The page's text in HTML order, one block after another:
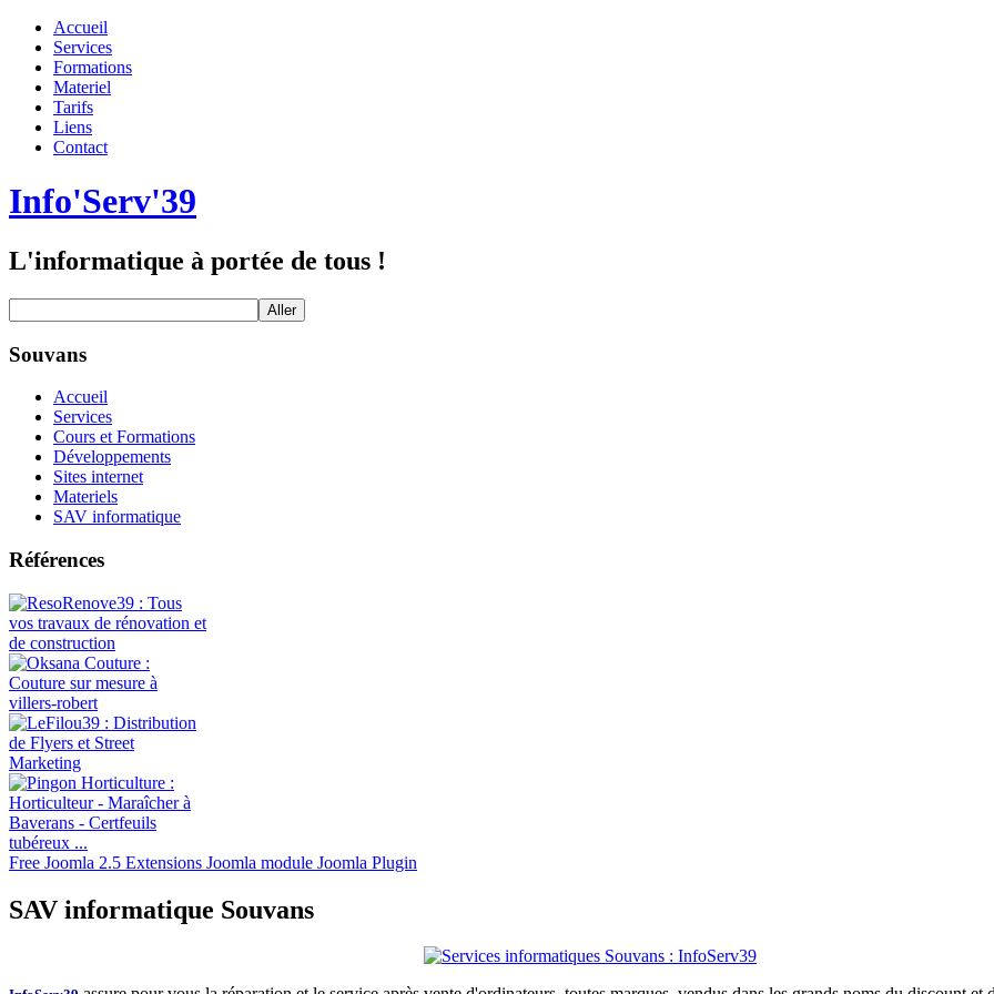
Accueil
Services
Formations
Materiel
Tarifs
Liens
Contact
Info'Serv'39
L'informatique à portée de tous !
Souvans
Accueil
Services
Cours et Formations
Développements
Sites internet
Materiels
SAV informatique
Références
Free Joomla 2.5 Extensions Joomla module Joomla Plugin
SAV informatique Souvans